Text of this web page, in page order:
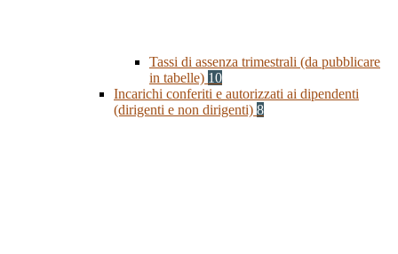
Tassi di assenza trimestrali (da pubblicare
in tabelle) 10
Incarichi conferiti e autorizzati ai dipendenti
(dirigenti e non dirigenti) 8